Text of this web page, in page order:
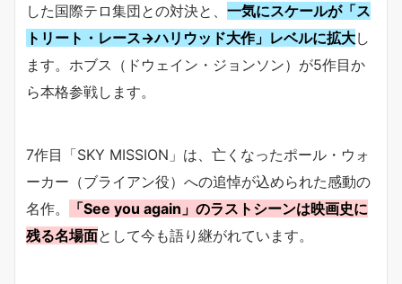
した国際テロ集団との対決と、 一気にスケールが「ス
トリート・レース→ハリウッド大作」レベルに拡大し
ます。ホブス（ドウェイン・ジョンソン）が5作目か
ら本格参戦します。
7作目「SKY MISSION」は、亡くなったポール・ウォ
ーカー（ブライアン役）への追悼が込められた感動の
名作。
「See you again」のラストシーンは映画史に
残る名場面として今も語り継がれています。